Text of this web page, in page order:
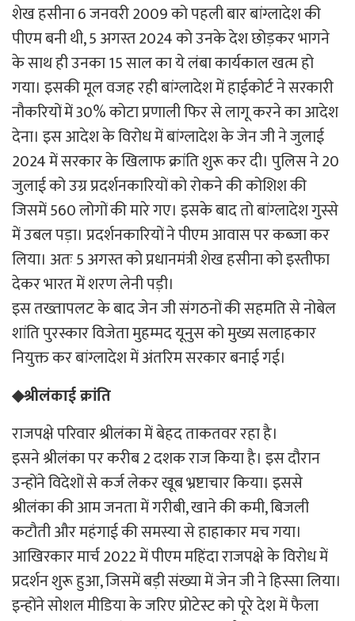
शेख हसीना 6 जनवरी 2009 को पहली बार बांग्लादेश की
पीएम बनी थी, 5 अगस्त 2024 को उनके देश छोड़कर भागने
के साथ ही उनका 15 साल का ये लंबा कार्यकाल खत्म हो
गया। इसकी मूल वजह रही बांग्लादेश में हाईकोर्ट ने सरकारी
नौकरियों में 30% कोटा प्रणाली फिर से लागू करने का आदेश
देना। इस आदेश के विरोध में बांग्लादेश के जेन जी ने जुलाई
2024 में सरकार के खिलाफ क्रांति शुरू कर दी। पुलिस ने 20
जुलाई को उग्र प्रदर्शनकारियों को रोकने की कोशिश की
जिसमें 560 लोगों की मारे गए। इसके बाद तो बांग्लादेश गुस्से
में उबल पड़ा। प्रदर्शनकारियों ने पीएम आवास पर कब्जा कर
लिया। अतः 5 अगस्त को प्रधानमंत्री शेख हसीना को इस्तीफा
देकर भारत में शरण लेनी पड़ी।
इस तख्तापलट के बाद जेन जी संगठनों की सहमति से नोबेल
शांति पुरस्कार विजेता मुहम्मद यूनुस को मुख्य सलाहकार
नियुक्त कर बांग्लादेश में अंतरिम सरकार बनाई गई।
◆श्रीलंकाई क्रांति
राजपक्षे परिवार श्रीलंका में बेहद ताकतवर रहा है।
इसने श्रीलंका पर करीब 2 दशक राज किया है। इस दौरान
उन्होंने विदेशों से कर्ज लेकर खूब भ्रष्टाचार किया। इससे
श्रीलंका की आम जनता में गरीबी, खाने की कमी, बिजली
कटौती और महंगाई की समस्या से हाहाकार मच गया।
आखिरकार मार्च 2022 में पीएम महिंदा राजपक्षे के विरोध में
प्रदर्शन शुरू हुआ, जिसमें बड़ी संख्या में जेन जी ने हिस्सा लिया।
इन्होंने सोशल मीडिया के जरिए प्रोटेस्ट को पूरे देश में फैला